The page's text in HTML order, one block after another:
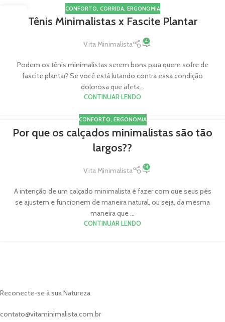
CONFORTO, CORRIDA, ERGONOMIA
Tênis Minimalistas x Fascite Plantar
Vita Minimalista 4
Podem os tênis minimalistas serem bons para quem sofre de
fascite plantar? Se você está lutando contra essa condição
dolorosa que afeta...
CONTINUAR LENDO
CONFORTO, ERGONOMIA
Por que os calçados minimalistas são tão
largos??
Vita Minimalista 14
A intenção de um calçado minimalista é fazer com que seus pés
se ajustem e funcionem de maneira natural, ou seja, da mesma
maneira que ...
CONTINUAR LENDO
Reconecte-se à sua Natureza
contato@vitaminimalista.com.br